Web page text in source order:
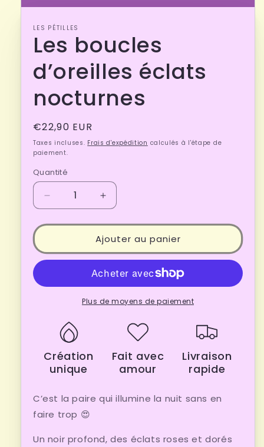
LES PÉTILLES
Les boucles
d’oreilles éclats
nocturnes
Prix
habituel
€22,90 EUR
Taxes incluses. Frais d'expédition calculés à l'étape de
paiement.
Quantité
Quantité
Réduire
la
quantité
Les
boucles
éclats
nocturnes
Augmenter
la
quantité
de
Les
boucles
d’oreilles
éclats
nocturnes
Ajouter au panier
Plus de moyens de paiement
Création
unique
Fait avec
amour
Livraison
rapide
C’est la paire qui illumine la nuit sans en
faire trop 😍
Un noir profond, des éclats roses et dorés